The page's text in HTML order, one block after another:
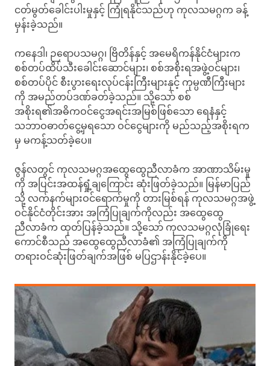
ငတ်မွတ်ခေါင်းပါးမှုနှင့် ကြုံရနိုင်သည်ဟု ကုလသမဂ္ဂက ခန့်
မှန်းခဲ့သည်။
ကနေဒါ၊ ဉရောပသမဂ္ဂ၊ ဗြိတိန်နှင့် အမေရိကန်နိုင်ငံများက
စစ်တပ်ထိပ်သီးခေါင်းဆောင်များ၊ စစ်အစိုးရအဖွဲ့ဝင်များ၊
စစ်တပ်ပိုင် စီးပွားရေးလုပ်ငန်းကြီးများနှင့် ကုမ္ပဏီကြီးများ
ကို အမည်တပ်ဒဏ်ခတ်ခဲ့သည်။ သို့သော် စစ်
အစိုးရ၏အဓိကဝင်ငွေအရင်းအမြစ်ဖြစ်သော ရေနံနှင့်
သဘာဝဓာတ်ငွေ့မှရသော ဝင်ငွေများကို မည်သည့်အစိုးရက
မှ မကန့်သတ်ခဲ့ပေ။
ဇွန်လတွင် ကုလသမဂ္ဂအထွေထွေညီလာခံက အာဏာသိမ်းမှု
ကို အပြင်းအထန်ရှုံ့ချကြောင်း ဆုံးဖြတ်ခဲ့သည်။ မြန်မာပြည်
သို့ လက်နက်များဝင်ရောက်မှုကို တားမြစ်ရန် ကုလသမဂ္ဂအဖွဲ့
ဝင်နိုင်ငံတိုင်းအား အကြံပြုချက်ကိုလည်း အထွေထွေ
ညီလာခံက ထုတ်ပြန်ခဲ့သည်။ သို့သော် ကုလသမဂ္ဂလုံခြုံရေး
ကောင်စီသည် အထွေထွေညီလာခံ၏ အကြံပြုချက်ကို
တရားဝင်ဆုံးဖြတ်ချက်အဖြစ် မပြဌာန်းနိုင်ခဲ့ပေ။